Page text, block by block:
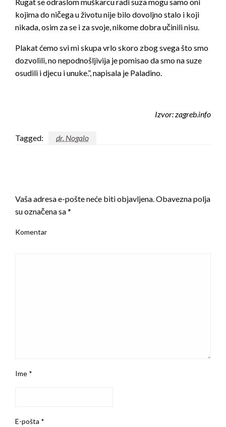
kojima do ničega u životu nije bilo dovoljno stalo i koji
nikada, osim za se i za svoje, nikome dobra učinili nisu.
Plakat ćemo svi mi skupa vrlo skoro zbog svega što smo
dozvolili, no nepodnošljivija je pomisao da smo na suze
osudili i djecu i unuke.”, napisala je Paladino.
Izvor: zagreb.info
Tagged: dr. Nogalo
Vaša adresa e-pošte neće biti objavljena. Obavezna polja
su označena sa*
Komentar
Ime *
E-pošta *